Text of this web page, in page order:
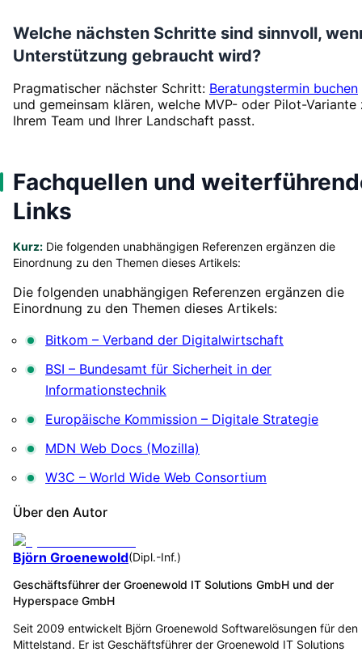
Welche nächsten Schritte sind sinnvoll,
Unterstützung gebraucht wird?
Pragmatischer nächster Schritt: Beratungstermin buchen
und gemeinsam klären, welche MVP- oder Pilot-Variante
Ihrem Team und Ihrer Landschaft passt.
Fachquellen und
Links
Kurz: Die folgenden unabhängigen Referenzen ergänzen die
Einordnung zu den Themen dieses Artikels:
Die folgenden unabhängigen Referenzen ergänzen die
Einordnung zu den Themen dieses Artikels:
Bitkom – Verband der Digitalwirtschaft
BSI – Bundesamt für Sicherheit in der
Informationstechnik
Europäische Kommission – Digitale Strategie
MDN Web Docs (Mozilla)
W3C – World Wide Web Consortium
Über den Autor
Björn Groenewold(Dipl.-Inf.)
Geschäftsführer der Groenewold IT Solutions GmbH und der
Hyperspace GmbH
Seit 2009 entwickelt Björn Groenewold Softwarelösungen für den
Mittelstand. Er ist Geschäftsführer der Groenewold IT Solutions